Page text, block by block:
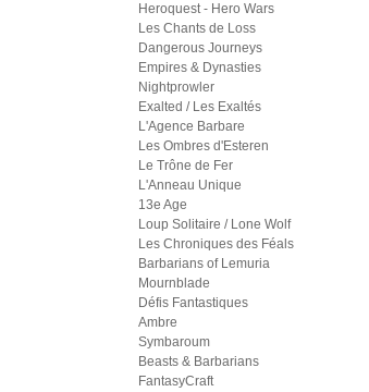
Heroquest - Hero Wars
Les Chants de Loss
Dangerous Journeys
Empires & Dynasties
Nightprowler
Exalted / Les Exaltés
L'Agence Barbare
Les Ombres d'Esteren
Le Trône de Fer
L'Anneau Unique
13e Age
Loup Solitaire / Lone Wolf
Les Chroniques des Féals
Barbarians of Lemuria
Mournblade
Défis Fantastiques
Ambre
Symbaroum
Beasts & Barbarians
FantasyCraft